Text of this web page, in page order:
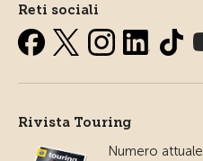
Reti sociali
Rivista Touring
Numero attuale